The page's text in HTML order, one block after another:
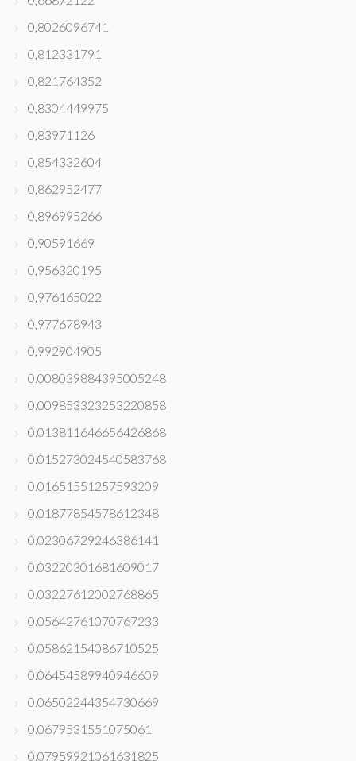
0,8026096741
0,812331791
0,821764352
0,8304449975
0,83971126
0,854332604
0,862952477
0,896995266
0,90591669
0,956320195
0,976165022
0,977678943
0,992904905
0.008039884395005248
0.009853323253220858
0.013811646656426868
0.015273024540583768
0.01651551257593209
0.01877854578612348
0.02306729246386141
0.03220301681609017
0.03227612002768865
0.05642761070767233
0.05862154086710525
0.06454589940946609
0.06502244354730669
0.0679531551075061
0.07959921061631825